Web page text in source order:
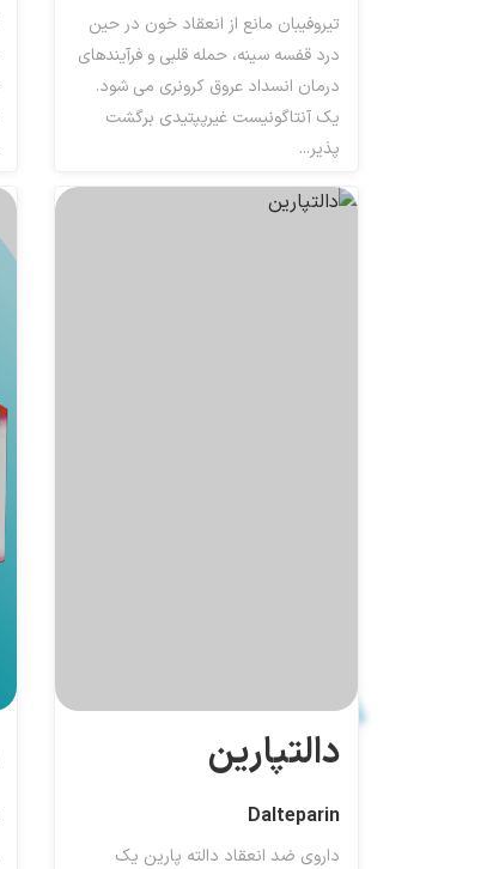
تیروفیبان مانع از انعقاد خون در حین
درد قفسه سینه، حمله قلبی و فرآیندهای
درمان انسداد عروق کرونری می شود.
یک آنتاگونیست غیرپپتیدی برگشت
پذیر...
داروهای ضد پلاکت
دالتپارین
Dalteparin
داروی ضد انعقاد دالته پارین یک